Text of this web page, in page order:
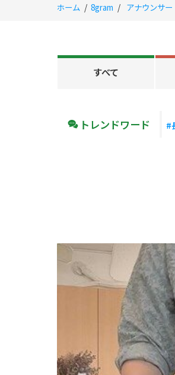
ホーム 8gram アナウンサー
すべて
トレンドワード #